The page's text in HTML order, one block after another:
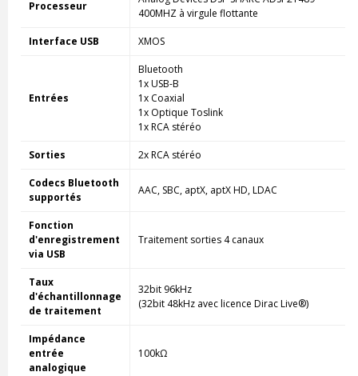
Processeur
400MHZ à virgule flottante
Interface USB XMOS
Entrées
Bluetooth
1x USB-B
1x Coaxial
1x Optique Toslink
1x RCA stéréo
Sorties 2x RCA stéréo
Codecs Bluetooth
supportés
AAC, SBC, aptX, aptX HD, LDAC
Fonction
d'enregistrement
via USB
Traitement sorties 4 canaux
Taux
d'échantillonnage
de traitement
32bit 96kHz
(32bit 48kHz avec licence Dirac Live®)
Impédance
entrée
analogique
100kΩ